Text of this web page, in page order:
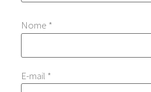
Nome *
E-mail *